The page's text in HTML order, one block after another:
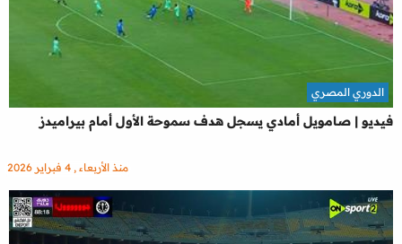
فيديو | صامويل أمادي يسجل هدف سموحة الأول أمام بيراميدز
الدوري المصري
منذ الأربعاء , 4 فبراير 2026